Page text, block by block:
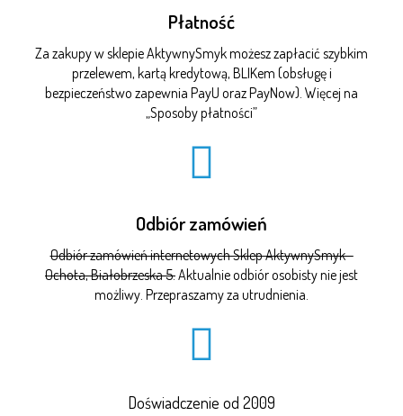
Płatność
Za zakupy w sklepie AktywnySmyk możesz zapłacić szybkim
przelewem, kartą kredytową, BLIKem (obsługę i
bezpieczeństwo zapewnia PayU oraz PayNow). Więcej na
„Sposoby płatności”
Odbiór zamówień
Odbiór zamówień internetowych Sklep AktywnySmyk -
Ochota, Białobrzeska 5.Aktualnie odbiór osobisty nie jest
możliwy. Przepraszamy za utrudnienia.
Doświadczenie od 2009